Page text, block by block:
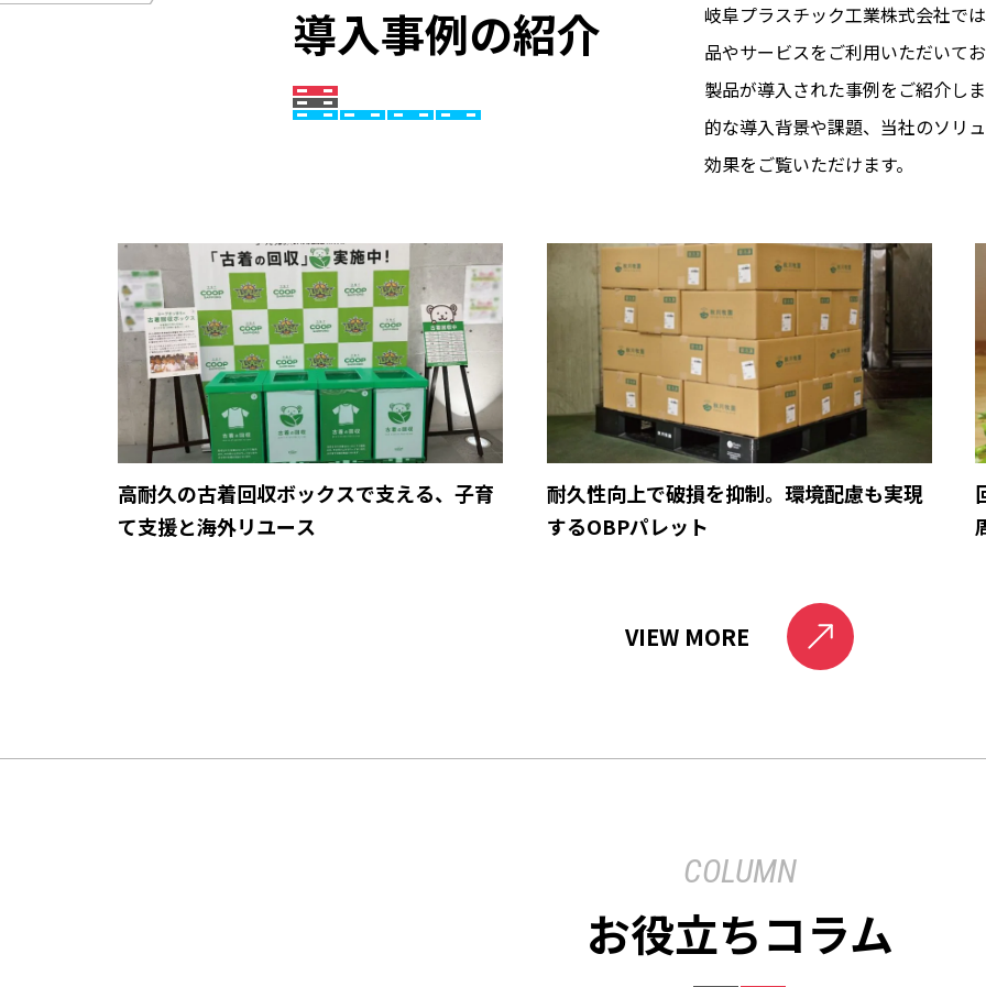
導入事例の紹介
岐阜プラスチック工業株式会社で
品やサービスをご利用いただいて
製品が導入された事例をご紹介し
的な導入背景や課題、当社のソリ
効果をご覧いただけます。
高耐久の古着回収ボックスで支える、子育
て支援と海外リユース
耐久性向上で破損を抑制。環境配慮も実現
するOBPパレット
VIEW MORE
COLUMN
お役立ちコラム